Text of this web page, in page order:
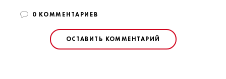
0 КОММЕНТАРИЕВ
ОСТАВИТЬ КОММЕНТАРИЙ